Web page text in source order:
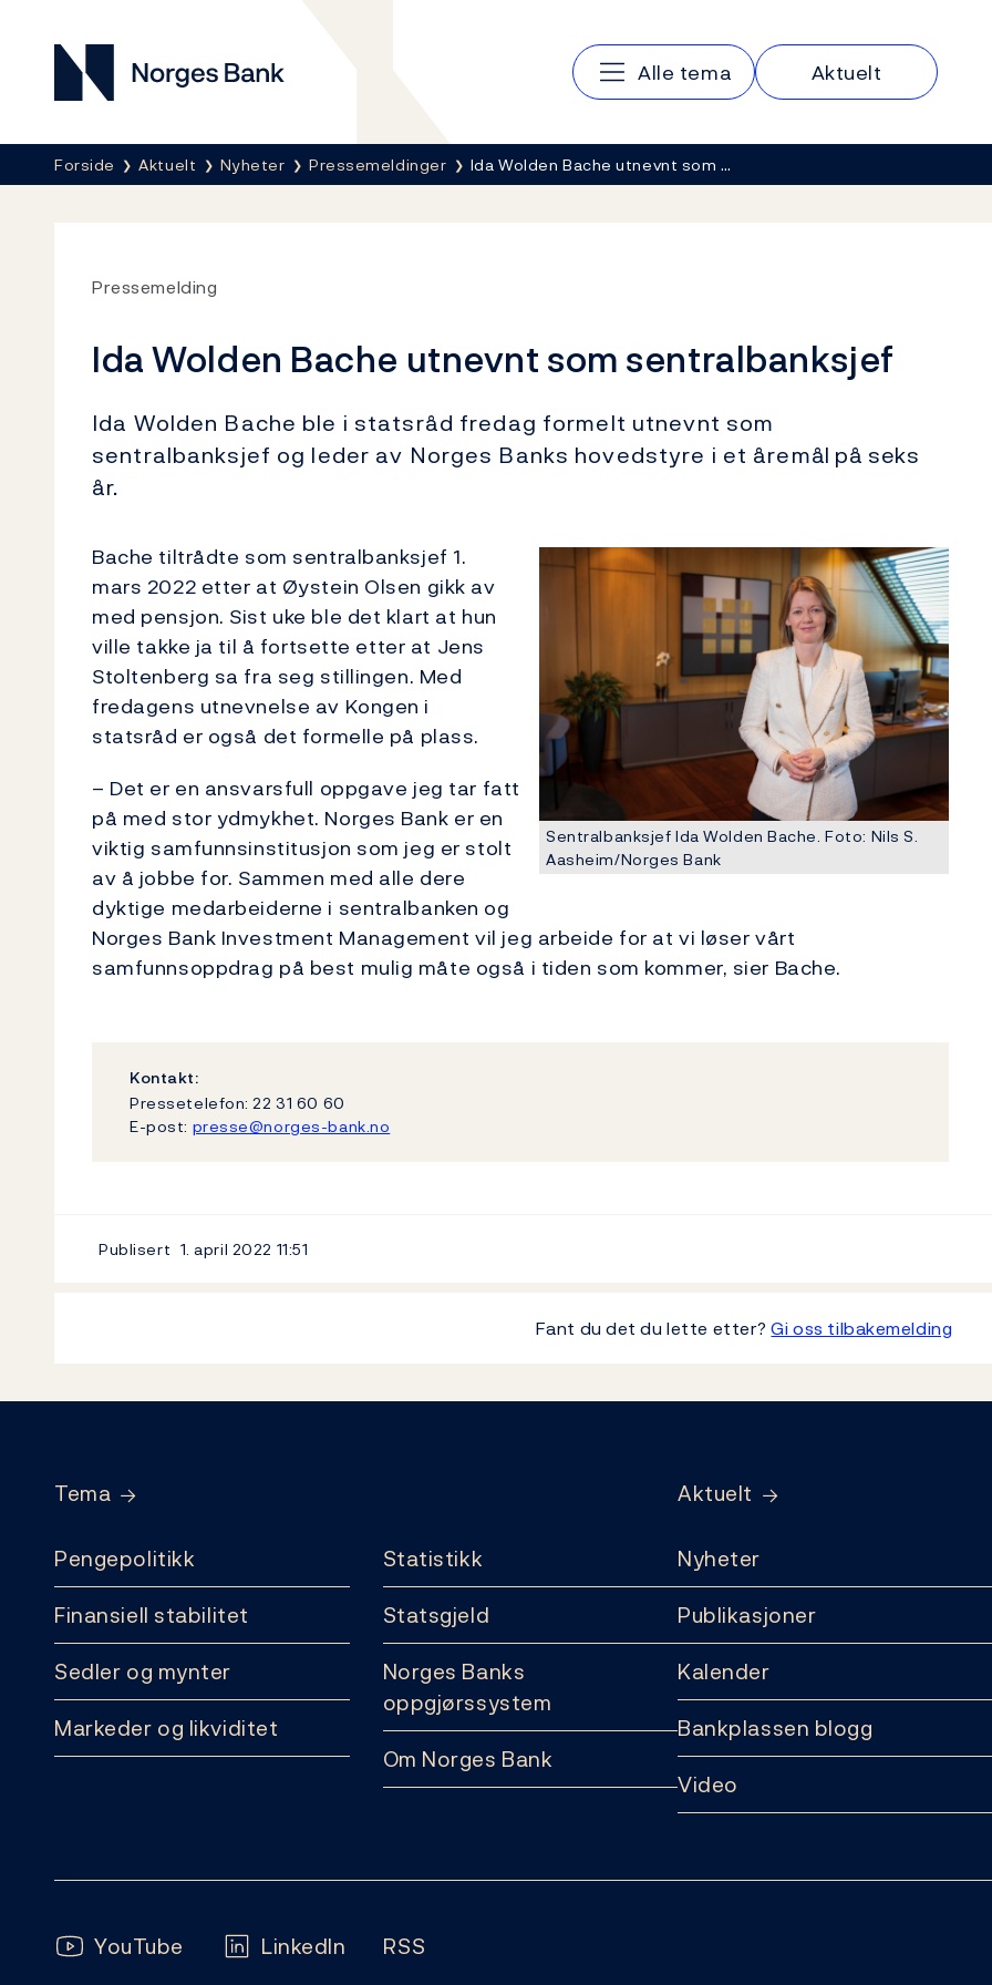
Norges Bank
Hovedmeny
Alle tema Aktuelt
Her er du nå:
Forside Aktuelt Nyheter Pressemeldinger Ida Wolden Bache utnevnt som …
Pressemelding
Ida Wolden Bache utnevnt som sentralbanksjef
Ida Wolden Bache ble i statsråd fredag formelt utnevnt som
sentralbanksjef og leder av Norges Banks hovedstyre i et åremål på seks
år.
Sentralbanksjef Ida Wolden Bache. Foto: Nils S.
Aasheim/Norges Bank
Bache tiltrådte som sentralbanksjef 1.
mars 2022 etter at Øystein Olsen gikk av
med pensjon. Sist uke ble det klart at hun
ville takke ja til å fortsette etter at Jens
Stoltenberg sa fra seg stillingen. Med
fredagens utnevnelse av Kongen i
statsråd er også det formelle på plass.
– Det er en ansvarsfull oppgave jeg tar fatt
på med stor ydmykhet. Norges Bank er en
viktig samfunnsinstitusjon som jeg er stolt
av å jobbe for. Sammen med alle dere
dyktige medarbeiderne i sentralbanken og
Norges Bank Investment Management vil jeg arbeide for at vi løser vårt
samfunnsoppdrag på best mulig måte også i tiden som kommer, sier Bache.
Kontakt:
Pressetelefon: 22 31 60 60
E-post: presse@norges-bank.no
Publisert 1. april 2022 11:51
Fant du det du lette etter?Gi oss tilbakemelding
Tema
Pengepolitikk
Finansiell stabilitet
Sedler og mynter
Markeder og likviditet
Statistikk
Statsgjeld
Norges Banks
oppgjørssystem
Om Norges Bank
Aktuelt
Nyheter
Publikasjoner
Kalender
Bankplassen blogg
Video
Følg oss:
YouTube LinkedIn RSS